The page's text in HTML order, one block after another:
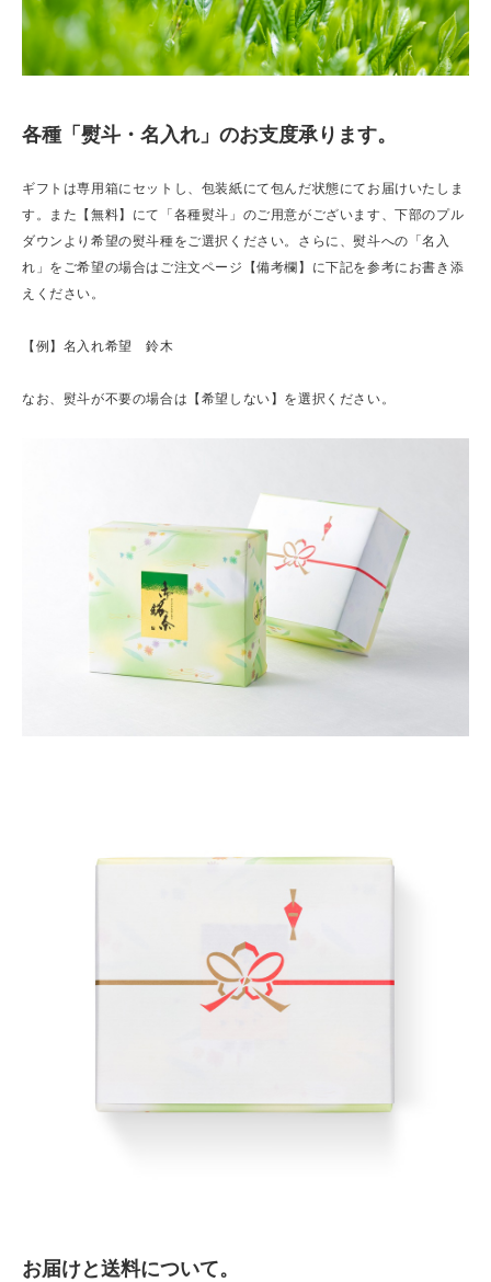
各種「熨斗・名入れ」のお支度承ります。
ギフトは専用箱にセットし、包装紙にて包んだ状態にてお届けいたしま
す。また【無料】にて「各種熨斗」のご用意がございます、下部のプル
ダウンより希望の熨斗種をご選択ください。さらに、熨斗への「名入
れ」をご希望の場合はご注文ページ【備考欄】に下記を参考にお書き添
えください。
【例】名入れ希望 鈴木
なお、熨斗が不要の場合は【希望しない】を選択ください。
お届けと送料について。